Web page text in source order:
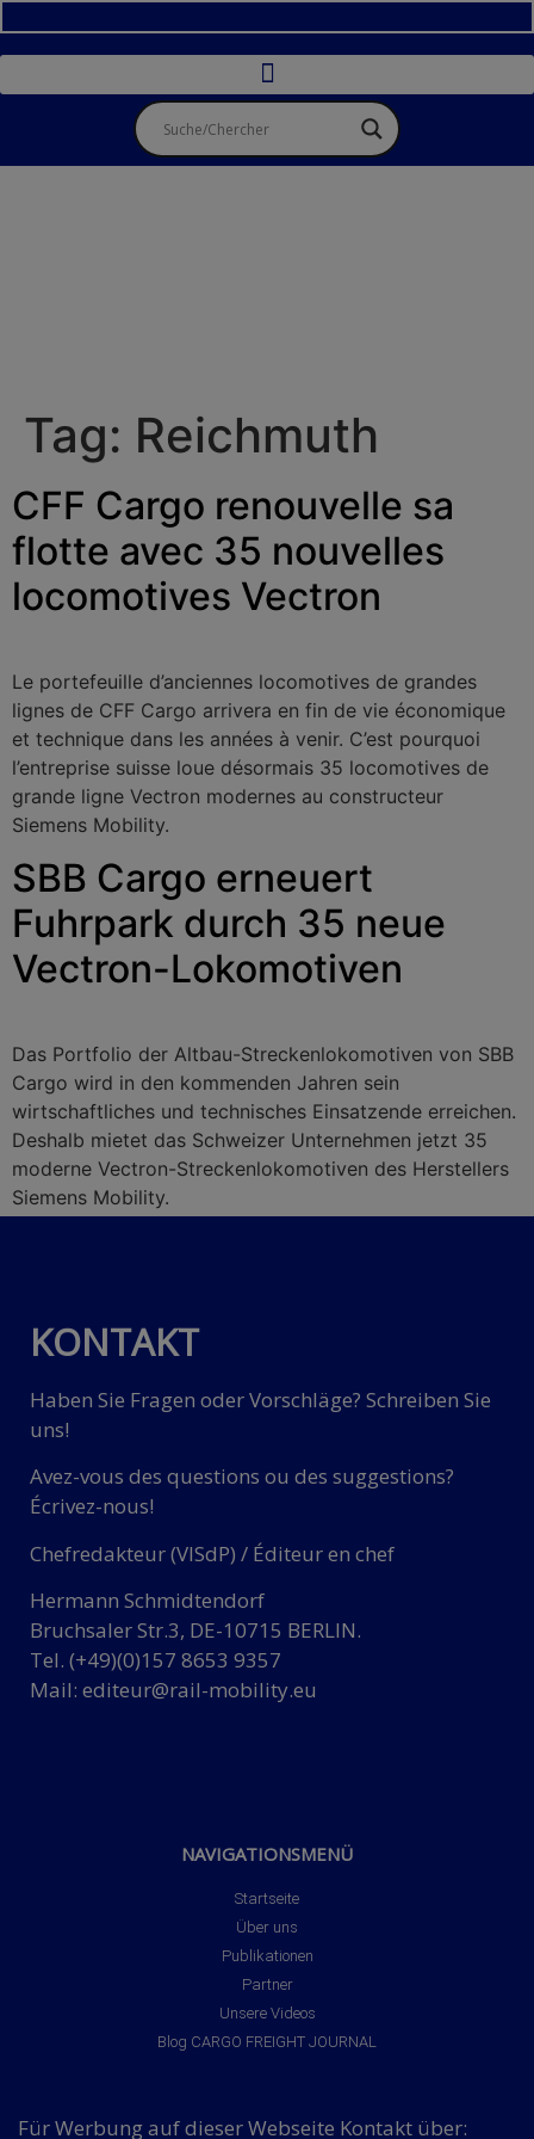
Tag: Reichmuth
CFF Cargo renouvelle sa
flotte avec 35 nouvelles
locomotives Vectron
Le portefeuille d’anciennes locomotives de grandes
lignes de CFF Cargo arrivera en fin de vie économique
et technique dans les années à venir. C’est pourquoi
l’entreprise suisse loue désormais 35 locomotives de
grande ligne Vectron modernes au constructeur
Siemens Mobility.
SBB Cargo erneuert
Fuhrpark durch 35 neue
Vectron-Lokomotiven
Das Portfolio der Altbau-Streckenlokomotiven von SBB
Cargo wird in den kommenden Jahren sein
wirtschaftliches und technisches Einsatzende erreichen.
Deshalb mietet das Schweizer Unternehmen jetzt 35
moderne Vectron-Streckenlokomotiven des Herstellers
Siemens Mobility.
KONTAKT
Haben Sie Fragen oder Vorschläge? Schreiben Sie
uns!
Avez-vous des questions ou des suggestions?
Écrivez-nous!
Chefredakteur (VISdP) / Éditeur en chef
Hermann Schmidtendorf
Bruchsaler Str.3, DE-10715 BERLIN.
Tel. (+49)(0)157 8653 9357
Mail: editeur@rail-mobility.eu
NAVIGATIONSMENÜ
Startseite
Über uns
Publikationen
Partner
Unsere Videos
Blog CARGO FREIGHT JOURNAL
Für Werbung auf dieser Webseite Kontakt über: